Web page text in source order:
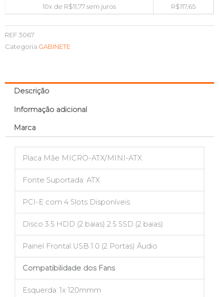
10x de R$11,77sem juros R$117,65
REF3067
Categoria GABINETE
Descrição
Informação adicional
Marca
Placa Mãe MICRO-ATX/MINI-ATX
Fonte Suportada: ATX
PCI-E com 4 Slots Disponíveis
Disco 3.5 HDD (2 baias) 2.5 SSD (2 baias)
Painel Frontal USB 1.0 (2 Portas) Áudio
Compatibilidade dos Fans
Esquerda: 1x 120mmm